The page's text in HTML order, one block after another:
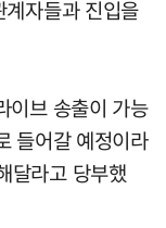
자들과 진입을
이브 송출이 가능
들어갈 예정이라
달라고 당부했